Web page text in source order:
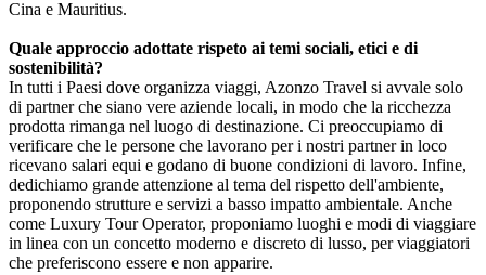
Cina e Mauritius.
Quale approccio adottate rispeto ai temi sociali, etici e di
sostenibilità?
In tutti i Paesi dove organizza viaggi, Azonzo Travel si avvale solo
di partner che siano vere aziende locali, in modo che la ricchezza
prodotta rimanga nel luogo di destinazione. Ci preoccupiamo di
verificare che le persone che lavorano per i nostri partner in loco
ricevano salari equi e godano di buone condizioni di lavoro. Infine,
dedichiamo grande attenzione al tema del rispetto dell'ambiente,
proponendo strutture e servizi a basso impatto ambientale. Anche
come Luxury Tour Operator, proponiamo luoghi e modi di viaggiare
in linea con un concetto moderno e discreto di lusso, per viaggiatori
che preferiscono essere e non apparire.